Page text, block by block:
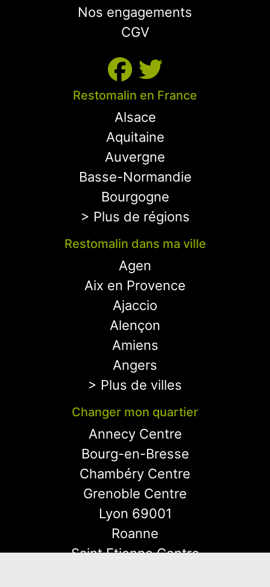
Nos engagements
CGV
Restomalin en France
Alsace
Aquitaine
Auvergne
Basse-Normandie
Bourgogne
> Plus de régions
Restomalin dans ma ville
Agen
Aix en Provence
Ajaccio
Alençon
Amiens
Angers
> Plus de villes
Changer mon quartier
Annecy Centre
Bourg-en-Bresse
Chambéry Centre
Grenoble Centre
Lyon 69001
Roanne
Saint Etienne Centre